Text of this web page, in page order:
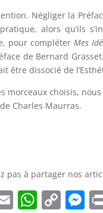
Négliger la
alors qu’ils
pour compléter Mes
de Bernard
être dissocié de
morceaux choisis,
Charles Maurras.
pas à partager nos
E W C M